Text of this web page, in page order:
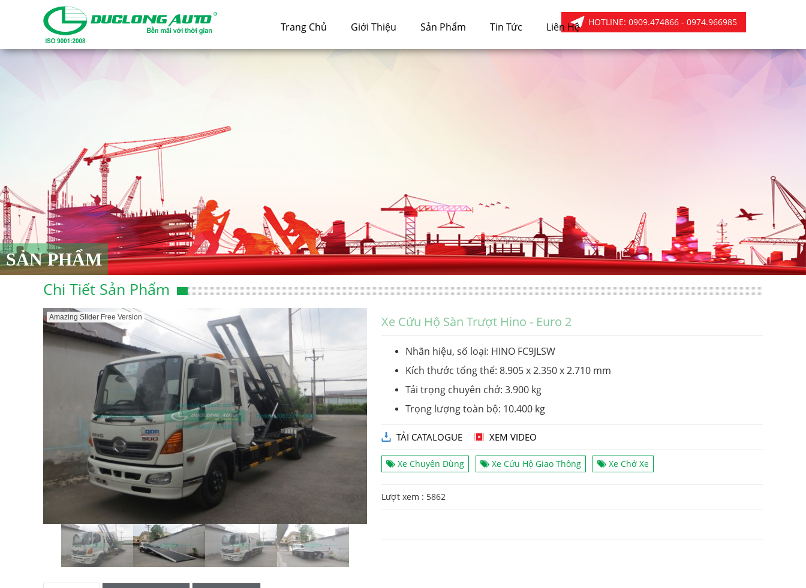
HOTLINE: 0909.474866 - 0974.966985
Trang Chủ Giới Thiệu Sản Phẩm Tin Tức Liên Hệ
SẢN PHẨM
Chi Tiết Sản Phẩm
Amazing Slider Free Version Xe Cứu Hộ Sàn Trượt Hino - Euro 2
Nhãn hiệu, số loại: HINO FC9JLSW
Kích thước tổng thể: 8.905 x 2.350 x 2.710 mm
Tải trọng chuyên chở: 3.900 kg
Trọng lượng toàn bộ: 10.400 kg
TẢI CATALOGUE XEM VIDEO
Xe Chuyên Dùng Xe Cứu Hộ Giao Thông Xe Chở Xe
Lượt xem : 5862